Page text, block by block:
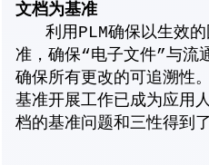
文档为基准
利用PLM确保以生效的
准，确保“电子文件”与流
确保所有更改的可追溯性
基准开展工作已成为应用
档的基准问题和三性得到